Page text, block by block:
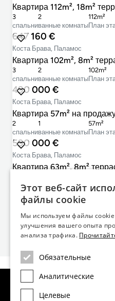
Квартира 112m², 18m²
cпальни
3
ванные комнаты
2
План
112m²
647 160 €
Коста Брава, Паламос
Квартира 102m², 8m²
cпальни
3
ванные комнаты
2
План
102m²
490 000 €
Коста Брава, Паламос
Квартира 57m² на
cпальни
2
ванные комнаты
1
План
57m²
590 000 €
Коста Брава, Паламос
Квартира 63m², 8m²
cпальниванные комнаты План
Не нашли
Посмотреть
Регионы
Новостройки
Этот веб-сайт
файлы cookie
Мы используем файлы cookie
улучшения вашего опыта
анализа трафика.
Обязательные
Аналитические
Целевые